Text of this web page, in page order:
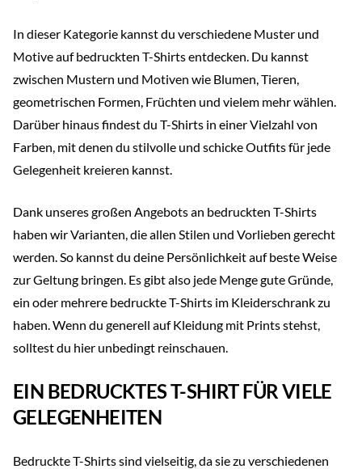
In dieser Kategorie kannst du verschiedene Muster und
Motive auf bedruckten T-Shirts entdecken. Du kannst
zwischen Mustern und Motiven wie Blumen, Tieren,
geometrischen Formen, Früchten und vielem mehr wählen.
Darüber hinaus findest du T-Shirts in einer Vielzahl von
Farben, mit denen du stilvolle und schicke Outfits für jede
Gelegenheit kreieren kannst.
Dank unseres großen Angebots an bedruckten T-Shirts
haben wir Varianten, die allen Stilen und Vorlieben gerecht
werden. So kannst du deine Persönlichkeit auf beste Weise
zur Geltung bringen. Es gibt also jede Menge gute Gründe,
ein oder mehrere bedruckte T-Shirts im Kleiderschrank zu
haben. Wenn du generell auf Kleidung mit Prints stehst,
solltest du hier unbedingt reinschauen.
EIN BEDRUCKTES T-SHIRT FÜR VIELE
GELEGENHEITEN
Bedruckte T-Shirts sind vielseitig, da sie zu verschiedenen